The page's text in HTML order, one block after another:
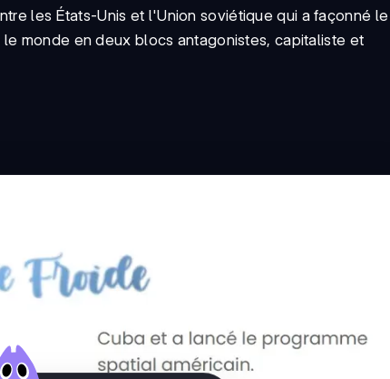
les États-Unis et l'Union soviétique qui a façonné
monde en deux blocs antagonistes, capitaliste et